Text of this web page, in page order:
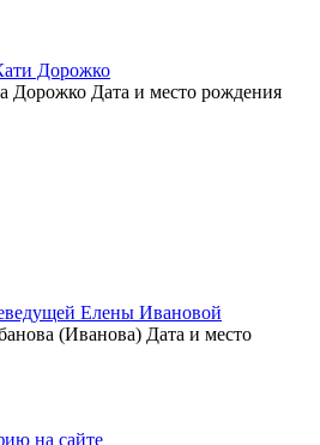
Дорожко
Дорожко Дата и место рождения
Елены Ивановой
(Иванова) Дата и место
на сайте